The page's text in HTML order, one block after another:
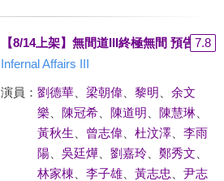
【8/14上架】無間道III終極無間 預告 7.8
Infernal Affairs III
演員： 劉德華、 梁朝偉、 黎明
余文
樂
陳冠希、 陳道明 陳慧琳、
黃秋生
曾志偉、 杜汶澤、 李雨
陽、 吳廷燁、 劉嘉玲、 鄭秀文
林家棟
李子雄、 黃志忠
尹志